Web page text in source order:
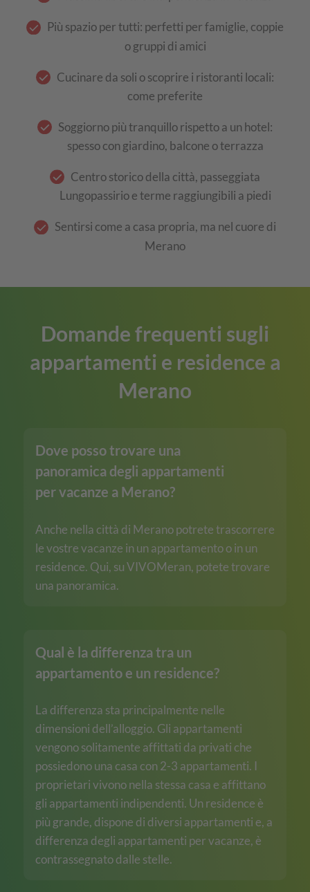
Più spazio per tutti: perfetti per famiglie, coppie
o gruppi di amici
Cucinare da soli o scoprire i ristoranti locali:
come preferite
Soggiorno più tranquillo rispetto a un hotel:
spesso con giardino, balcone o terrazza
Centro storico della città, passeggiata
Lungopassirio e terme raggiungibili a piedi
Sentirsi come a casa propria, ma nel cuore di
Merano
Domande frequenti sugli
appartamenti e residence a
Merano
Dove posso trovare una
panoramica degli appartamenti
per vacanze a Merano?
Anche nella città di Merano potrete trascorrere
le vostre vacanze in un appartamento o in un
residence. Qui, su VIVOMeran, potete trovare
una panoramica.
Qual è la differenza tra un
appartamento e un residence?
La differenza sta principalmente nelle
dimensioni dell’alloggio. Gli appartamenti
vengono solitamente affittati da privati che
possiedono una casa con 2-3 appartamenti. I
proprietari vivono nella stessa casa e affittano
gli appartamenti indipendenti. Un residence è
più grande, dispone di diversi appartamenti e, a
differenza degli appartamenti per vacanze, è
contrassegnato dalle stelle.